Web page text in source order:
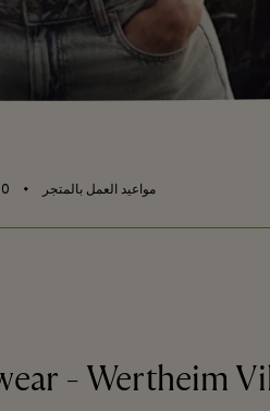
مواعيد العمل بالمتجر ⬩
- Wertheim